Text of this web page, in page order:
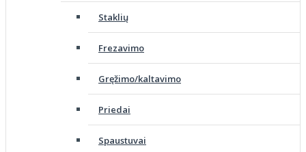
Staklių
Frezavimo
Gręžimo/kaltavimo
Priedai
Spaustuvai